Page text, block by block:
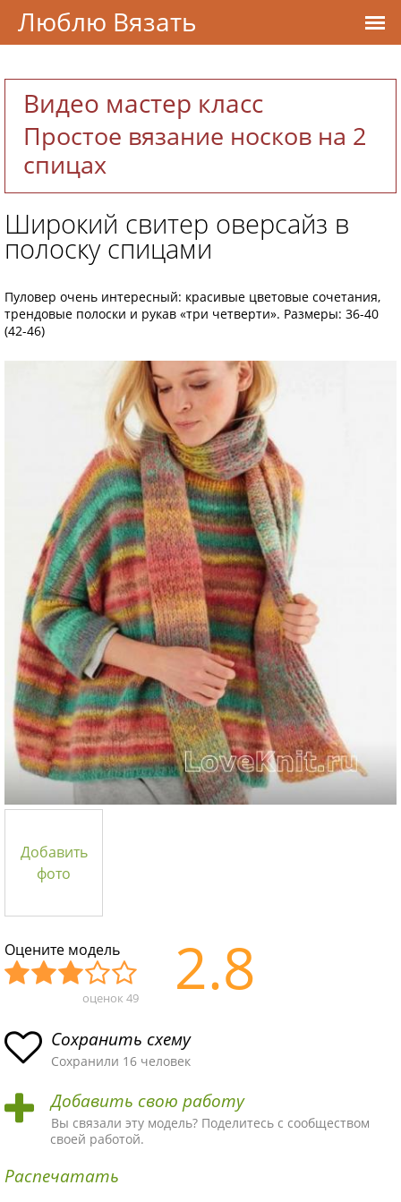
Видео мастер класс
Простое вязание носков на 2
спицах
Широкий свитер оверсайз в
полоску спицами
Пуловер очень интересный: красивые цветовые сочетания,
трендовые полоски и рукав «три четверти». Размеры: 36-40
(42-46)
Добавить
фото
Оцените модель
асн
ая
ма
пло
хая
ма
ыч
ная
ма
Хор
ая
ма
Отл
ая
ма!
оценок 49 2.8
Сохранить схему
Сохранили 16 человек
Добавить свою работу
Вы связали эту модель? Поделитесь с сообществом
своей работой.
Распечатать
Люблю Вязать